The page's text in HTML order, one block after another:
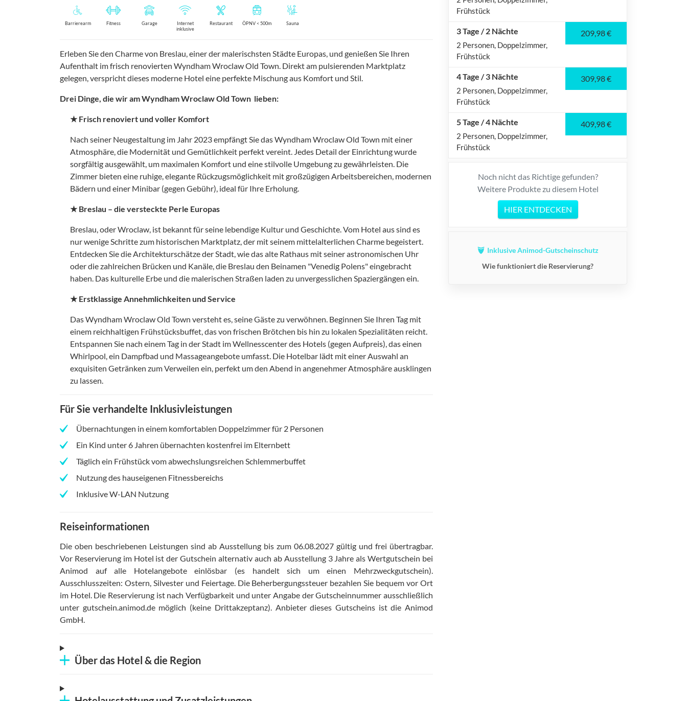
Barrierearm Fitness Garage
Internet
inklusive
Restaurant ÖPNV < 500m Sauna
Erleben Sie den Charme von Breslau, einer der malerischsten Städte Europas, und genießen Sie Ihren
Aufenthalt im frisch renovierten Wyndham Wroclaw Old Town. Direkt am pulsierenden Marktplatz
gelegen, verspricht dieses moderne Hotel eine perfekte Mischung aus Komfort und Stil.
Drei Dinge, die wir am Wyndham Wroclaw Old Town lieben:
★ Frisch renoviert und voller Komfort
Nach seiner Neugestaltung im Jahr 2023 empfängt Sie das Wyndham Wroclaw Old Town mit einer
Atmosphäre, die Modernität und Gemütlichkeit perfekt vereint. Jedes Detail der Einrichtung wurde
sorgfältig ausgewählt, um maximalen Komfort und eine stilvolle Umgebung zu gewährleisten. Die
Zimmer bieten eine ruhige, elegante Rückzugsmöglichkeit mit großzügigen Arbeitsbereichen, modernen
Bädern und einer Minibar (gegen Gebühr), ideal für Ihre Erholung.
★ Breslau – die versteckte Perle Europas
Breslau, oder Wroclaw, ist bekannt für seine lebendige Kultur und Geschichte. Vom Hotel aus sind es
nur wenige Schritte zum historischen Marktplatz, der mit seinem mittelalterlichen Charme begeistert.
Entdecken Sie die Architekturschätze der Stadt, wie das alte Rathaus mit seiner astronomischen Uhr
oder die zahlreichen Brücken und Kanäle, die Breslau den Beinamen "Venedig Polens" eingebracht
haben. Das kulturelle Erbe und die malerischen Straßen laden zu unvergesslichen Spaziergängen ein.
★ Erstklassige Annehmlichkeiten und Service
Das Wyndham Wroclaw Old Town versteht es, seine Gäste zu verwöhnen. Beginnen Sie Ihren Tag mit
einem reichhaltigen Frühstücksbuffet, das von frischen Brötchen bis hin zu lokalen Spezialitäten reicht.
Entspannen Sie nach einem Tag in der Stadt im Wellnesscenter des Hotels (gegen Aufpreis), das einen
Whirlpool, ein Dampfbad und Massageangebote umfasst. Die Hotelbar lädt mit einer Auswahl an
exquisiten Getränken zum Verweilen ein, perfekt um den Abend in angenehmer Atmosphäre ausklingen
zu lassen.
Für Sie verhandelte Inklusivleistungen
Übernachtungen in einem komfortablen Doppelzimmer für 2 Personen
Ein Kind unter 6 Jahren übernachten kostenfrei im Elternbett
Täglich ein Frühstück vom abwechslungsreichen Schlemmerbuffet
Nutzung des hauseigenen Fitnessbereichs
Inklusive W-LAN Nutzung
Reiseinformationen
Die oben beschriebenen Leistungen sind ab Ausstellung bis zum 06.08.2027 gültig und frei übertragbar.
Vor Reservierung im Hotel ist der Gutschein alternativ auch ab Ausstellung 3 Jahre als Wertgutschein bei
Animod auf alle Hotelangebote einlösbar (es handelt sich um einen Mehrzweckgutschein).
Ausschlusszeiten: Ostern, Silvester und Feiertage. Die Beherbergungssteuer bezahlen Sie bequem vor Ort
im Hotel. Die Reservierung ist nach Verfügbarkeit und unter Angabe der Gutscheinnummer ausschließlich
unter gutschein.animod.de möglich (keine Drittakzeptanz). Anbieter dieses Gutscheins ist die Animod
GmbH.
Über das Hotel & die Region
Frühstück
3 Tage / 2 Nächte 209,98 €
2 Personen Doppelzimmer
Frühstück
4 Tage / 3 Nächte 309,98 €
2 Personen Doppelzimmer
Frühstück
5 Tage / 4 Nächte 409,98 €
2 Personen Doppelzimmer
Frühstück
Noch nicht das Richtige gefunden?
Weitere Produkte zu diesem Hotel
HIER ENTDECKEN
Inklusive Animod-Gutscheinschutz
Wie funktioniert die Reservierung?